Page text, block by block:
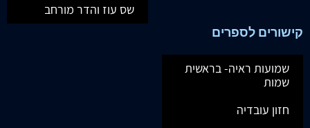
שס עוז והדר מורחב
קישורים לספרים
שמועות ראיה- בראשית
שמות
חזון עובדיה